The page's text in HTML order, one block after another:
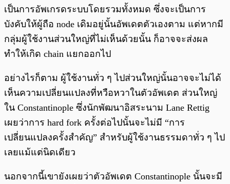
เป็นการอัพเกรดระบบโดยรวมทั้งหมด ซึ่งจะเป็นการ
บังคับให้ผู้ถือ node เดิมอยู่นั้นอัพเดตตัวเองตาม แต่หากมี
กลุ่มผู้ใช้งานส่วนใหญ่ที่ไม่เห็นด้วยนั้น ก็อาจจะส่งผล
ทำให้เกิด chain แยกออกไป
อย่างไรก็ตาม ผู้ใช้งานทั่ว ๆ ไปส่วนใหญ่นั้นอาจจะไม่ได้
เห็นความเปลี่ยนแปลงที่หวือหวาในตัวอัพเดต ส่วนใหญ่
ใน Constantinople ซึ่งนักพัฒนาอิสระนาม Lane Rettig
เผยว่าการ hard fork ครั้งต่อไปนั้นจะไม่มี “การ
เปลี่ยนแปลงครั้งสำคัญ” สำหรับผู้ใช้งานธรรมดาทั่ว ๆ ไป
เลยแม้แต่นิดเดียว
นอกจากนี้เขายังเผยว่าตัวอัพเดต Constantinople นั้นจะมี